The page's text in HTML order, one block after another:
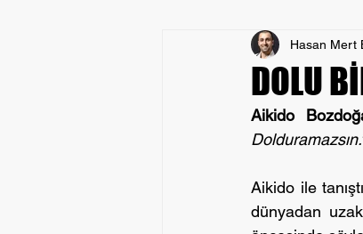
DOLU
Hasan Mert
Aikido
Aikido ile
dünyadan